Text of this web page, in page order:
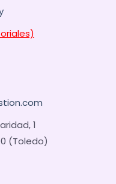
1
(Toledo)